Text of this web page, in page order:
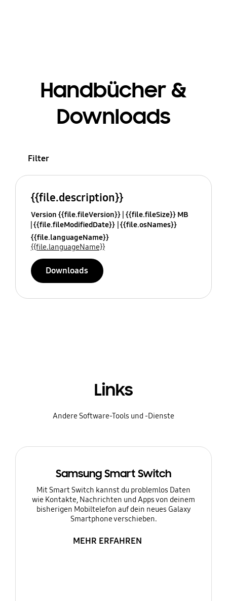
Handbücher &
Downloads
Filter
{{file.description}}
Version {{file.fileVersion}} {{file.fileSize}} MB
{{file.fileModifiedDate}} {{file.osNames}}
{{file.languageName}}
{{file.languageName}}
Downloads
Links
Andere Software-Tools und -Dienste
Samsung Smart Switch
Mit Smart Switch kannst du problemlos Daten
wie Kontakte, Nachrichten und Apps von deinem
bisherigen Mobiltelefon auf dein neues Galaxy
Smartphone verschieben.
MEHR ERFAHREN